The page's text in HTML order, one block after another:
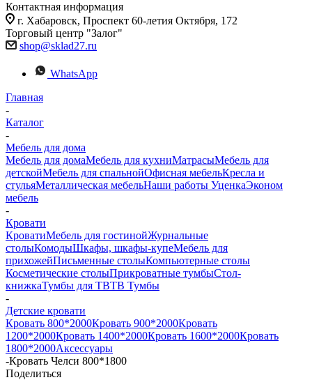
Контактная информация
г. Хабаровск, Проспект 60-летия Октября, 172
Торговый центр "Залог"
shop@sklad27.ru
WhatsApp
Главная
-
Каталог
-
Мебель для дома
Мебель для домаМебель для кухниМатраcыМебель для
детскойМебель для спальнойОфисная мебельКресла и
стульяМеталлическая мебельНаши работы УценкаЭконом
мебель
-
Кровати
КроватиМебель для гостинойЖурнальные
столыКомодыШкафы, шкафы-купеМебель для
прихожейПисьменные столыКомпьютерные столы
Косметические столыПрикроватные тумбыСтол-
книжкаТумбы для ТВТВ Тумбы
-
Детские кровати
Кровать 800*2000Кровать 900*2000Кровать
1200*2000Кровать 1400*2000Кровать 1600*2000Кровать
1800*2000Аксессуары
-Кровать Челси 800*1800
Поделиться